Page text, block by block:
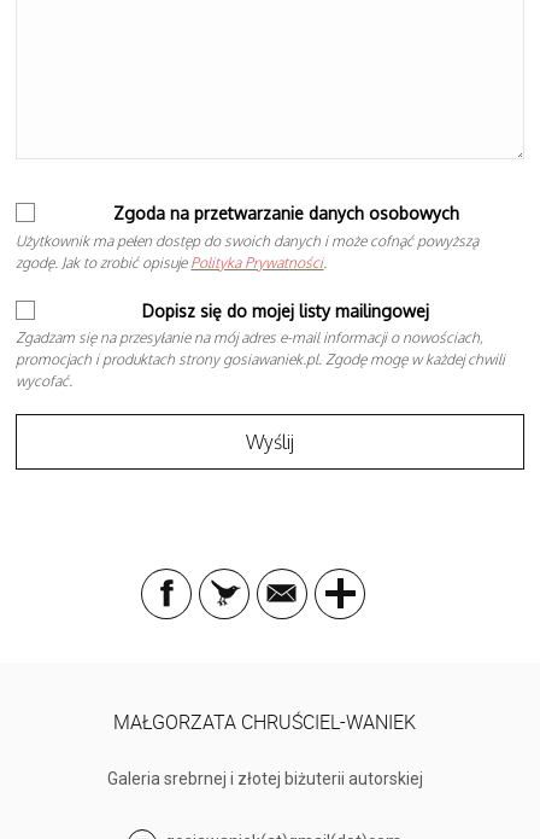
Zgoda na przetwarzanie danych osobowych
Użytkownik ma pełen dostęp do swoich danych i może cofnąć powyższą
zgodę. Jak to zrobić opisuje Polityka Prywatności.
Dopisz się do mojej listy mailingowej
Zgadzam się na przesyłanie na mój adres e-mail informacji o nowościach,
promocjach i produktach strony gosiawaniek.pl. Zgodę mogę w każdej chwili
wycofać.
MAŁGORZATA CHRUŚCIEL-WANIEK
Galeria srebrnej i złotej biżuterii autorskiej